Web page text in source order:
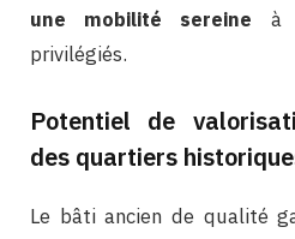
une mobilité sereine à
privilégiés.
Potentiel de
des quartiers
Le bâti ancien de qualité